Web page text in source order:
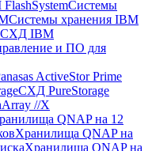
Системы
Системы хранения IBM
СХД IBM
и ПО для
ActiveStor Prime
СХД PureStorage
//X
QNAP на 12
Хранилища QNAP на
Хранилища QNAP на